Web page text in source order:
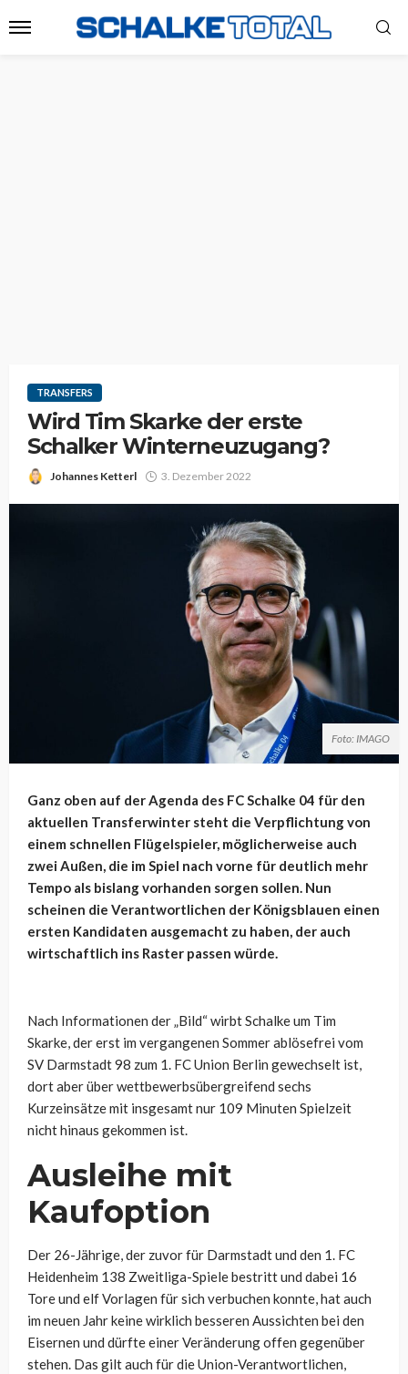
TRANSFERS
Wird Tim Skarke der erste
Schalker Winterneuzugang?
Johannes Ketterl 3. Dezember 2022
Foto: IMAGO
Ganz oben auf der Agenda des FC Schalke 04 für den
aktuellen Transferwinter steht die Verpflichtung von
einem schnellen Flügelspieler, möglicherweise auch
zwei Außen, die im Spiel nach vorne für deutlich mehr
Tempo als bislang vorhanden sorgen sollen. Nun
scheinen die Verantwortlichen der Königsblauen einen
ersten Kandidaten ausgemacht zu haben, der auch
wirtschaftlich ins Raster passen würde.
Nach Informationen der „Bild“ wirbt Schalke um Tim
Skarke, der erst im vergangenen Sommer ablösefrei vom
SV Darmstadt 98 zum 1. FC Union Berlin gewechselt ist,
dort aber über wettbewerbsübergreifend sechs
Kurzeinsätze mit insgesamt nur 109 Minuten Spielzeit
nicht hinaus gekommen ist.
Ausleihe mit
Kaufoption
Der 26-Jährige, der zuvor für Darmstadt und den 1. FC
Heidenheim 138 Zweitliga-Spiele bestritt und dabei 16
Tore und elf Vorlagen für sich verbuchen konnte, hat auch
im neuen Jahr keine wirklich besseren Aussichten bei den
Eisernen und dürfte einer Veränderung offen gegenüber
stehen. Das gilt auch für die Union-Verantwortlichen,